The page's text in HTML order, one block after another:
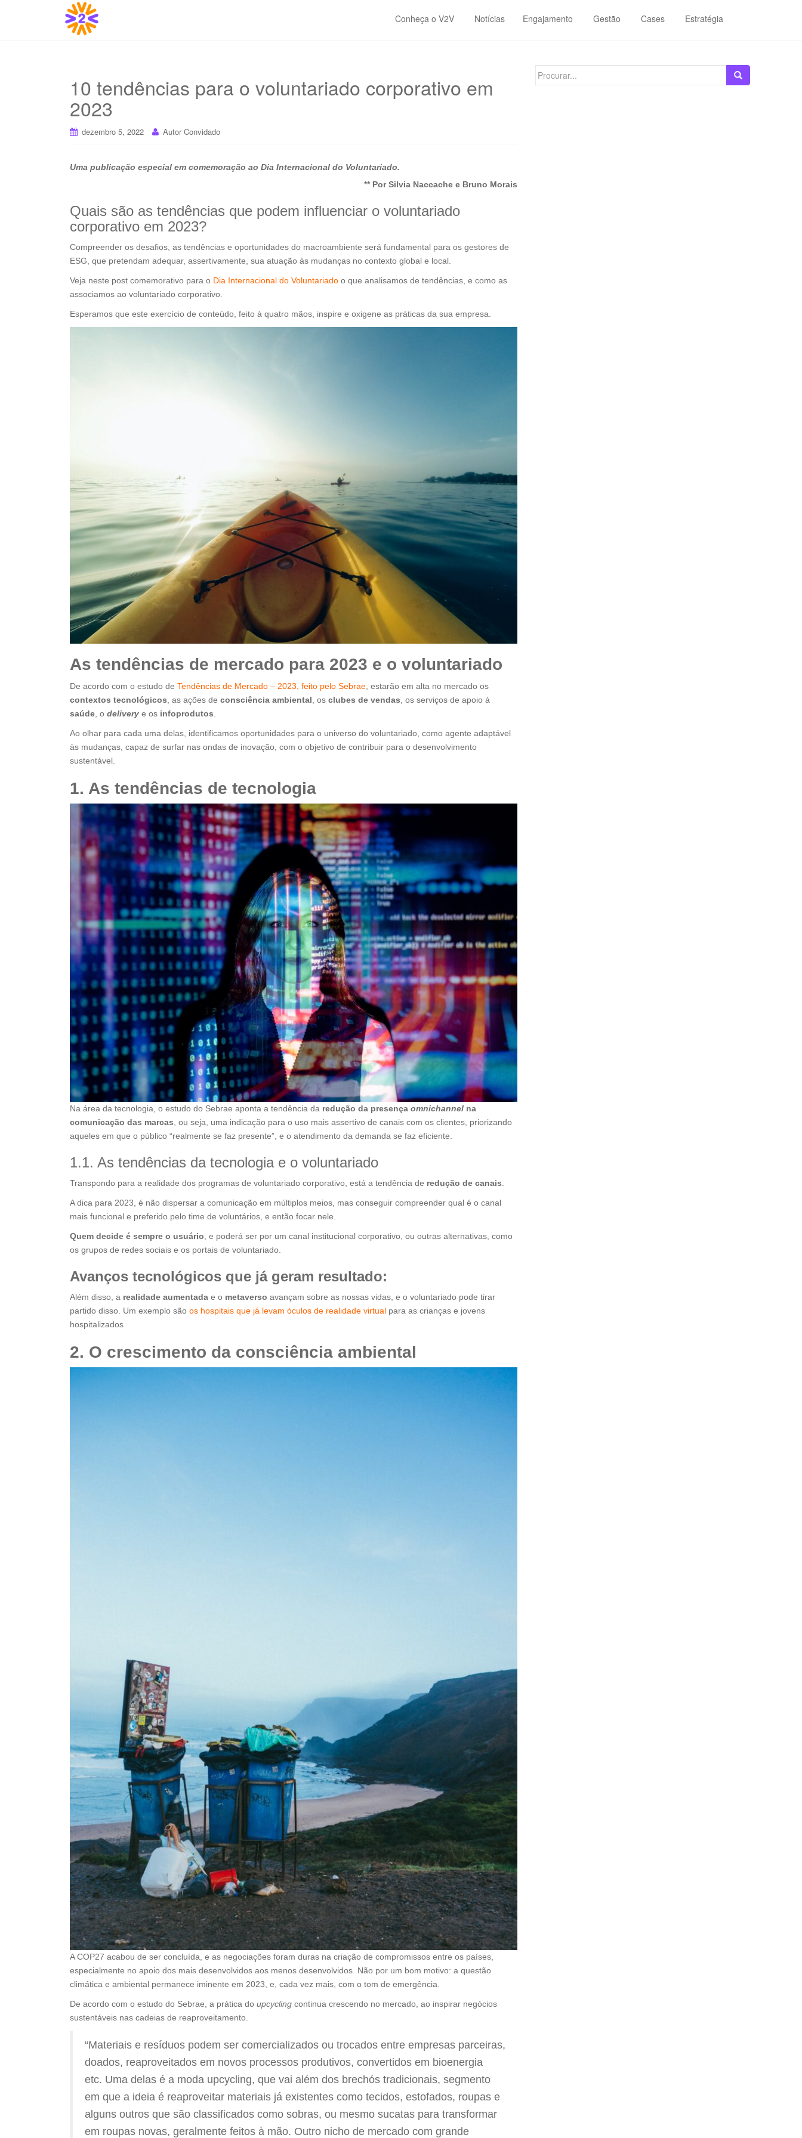
Conheça o V2V Notícias Engajamento Gestão Cases Estratégia
10 tendências para o voluntariado corporativo em
2023
dezembro 5, 2022 Autor Convidado
Uma publicação especial em comemoração ao Dia Internacional do Voluntariado.
** Por Silvia Naccache e Bruno Morais
Quais são as tendências que podem influenciar o voluntariado
corporativo em 2023?
Compreender os desafios, as tendências e oportunidades do macroambiente será fundamental para os gestores de
ESG, que pretendam adequar, assertivamente, sua atuação às mudanças no contexto global e local.
Veja neste post comemorativo para o Dia Internacional do Voluntariado o que analisamos de tendências, e como as
associamos ao voluntariado corporativo.
Esperamos que este exercício de conteúdo, feito à quatro mãos, inspire e oxigene as práticas da sua empresa.
As tendências de mercado para 2023 e o voluntariado
De acordo com o estudo de Tendências de Mercado – 2023, feito pelo Sebrae , estarão em alta no mercado os
contextos tecnológicos , as ações de consciência ambiental , os clubes de vendas , os serviços de apoio à
saúde , o delivery e os infoprodutos
Ao olhar para cada uma delas, identificamos oportunidades para o universo do voluntariado, como agente adaptável
às mudanças, capaz de surfar nas ondas de inovação, com o objetivo de contribuir para o desenvolvimento
sustentável.
1. As tendências de tecnologia
Na área da tecnologia, o estudo do Sebrae aponta a tendência da redução da presença omnichannel na
comunicação das marcas, ou seja, uma indicação para o uso mais assertivo de canais com os clientes, priorizando
aqueles em que o público “realmente se faz presente”, e o atendimento da demanda se faz eficiente.
1.1. As tendências da tecnologia e o voluntariado
Transpondo para a realidade dos programas de voluntariado corporativo, está a tendência de redução de canais.
A dica para 2023, é não dispersar a comunicação em múltiplos meios, mas conseguir compreender qual é o canal
mais funcional e preferido pelo time de voluntários, e então focar nele.
Quem decide é sempre o usuário, e poderá ser por um canal institucional corporativo, ou outras alternativas, como
os grupos de redes sociais e os portais de voluntariado.
Avanços tecnológicos que já geram resultado:
Além disso, a realidade aumentada e o metaverso avançam sobre as nossas vidas, e o voluntariado pode tirar
partido disso. Um exemplo são os hospitais que já levam óculos de realidade virtual para as crianças e jovens
hospitalizados
2. O crescimento da consciência ambiental
A COP27 acabou de ser concluída, e as negociações foram duras na criação de compromissos entre os países,
especialmente no apoio dos mais desenvolvidos aos menos desenvolvidos. Não por um bom motivo: a questão
climática e ambiental permanece iminente em 2023, e, cada vez mais, com o tom de emergência.
De acordo com o estudo do Sebrae, a prática do upcycling continua crescendo no mercado, ao inspirar negócios
sustentáveis nas cadeias de reaproveitamento.
“Materiais e resíduos podem ser comercializados ou trocados entre empresas parceiras,
doados, reaproveitados em novos processos produtivos, convertidos em bioenergia
etc. Uma delas é a moda upcycling, que vai além dos brechós tradicionais, segmento
em que a ideia é reaproveitar materiais já existentes como tecidos, estofados, roupas e
alguns outros que são classificados como sobras, ou mesmo sucatas para transformar
em roupas novas, geralmente feitos à mão. Outro nicho de mercado com grande
Search